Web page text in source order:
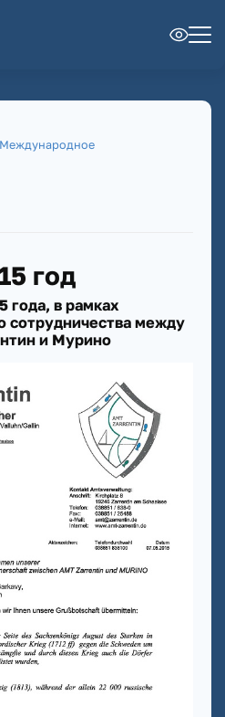
Международное
год
года, в рамках
сотрудничества между
и Мурино